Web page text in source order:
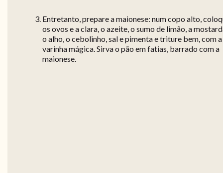
Entretanto, prepare a maionese: num copo alto,
os ovos e a clara, o azeite, o sumo de limão, a
o alho, o cebolinho, sal e pimenta e triture bem, com a
varinha mágica. Sirva o pão em fatias, barrado com a
maionese.